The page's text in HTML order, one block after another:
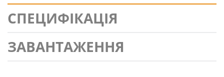
СПЕЦИФІКАЦІЯ
ЗАВАНТАЖЕННЯ